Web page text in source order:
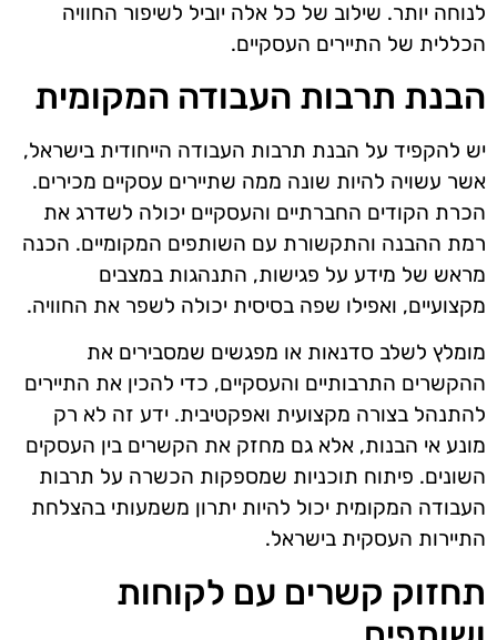
לנוחה יותר. שילוב של כל אלה יוביל לשיפור החוויה
הכללית של התיירים העסקיים.
הבנת תרבות העבודה המקומית
יש להקפיד על הבנת תרבות העבודה הייחודית בישראל,
אשר עשויה להיות שונה ממה שתיירים עסקיים מכירים.
הכרת הקודים החברתיים והעסקיים יכולה לשדרג את
רמת ההבנה והתקשורת עם השותפים המקומיים. הכנה
מראש של מידע על פגישות, התנהגות במצבים
מקצועיים, ואפילו שפה בסיסית יכולה לשפר את החוויה.
מומלץ לשלב סדנאות או מפגשים שמסבירים את
ההקשרים התרבותיים והעסקיים, כדי להכין את התיירים
להתנהל בצורה מקצועית ואפקטיבית. ידע זה לא רק
מונע אי הבנות, אלא גם מחזק את הקשרים בין העסקים
השונים. פיתוח תוכניות שמספקות הכשרה על תרבות
העבודה המקומית יכול להיות יתרון משמעותי בהצלחת
התיירות העסקית בישראל.
תחזוק קשרים עם לקוחות